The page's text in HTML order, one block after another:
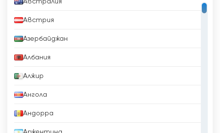
Австралия
Австрия
Азербайджан
Албания
Алжир
Ангола
Андорра